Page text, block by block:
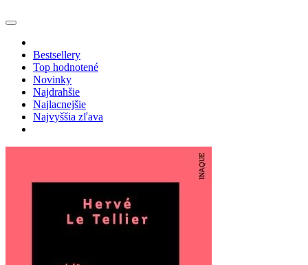
Bestsellery
Top hodnotené
Novinky
Najdrahšie
Najlacnejšie
Najvyššia zľava